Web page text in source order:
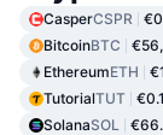
CasperCSPR
BitcoinBTC
EthereumETH
TutorialTUT
SolanaSOL